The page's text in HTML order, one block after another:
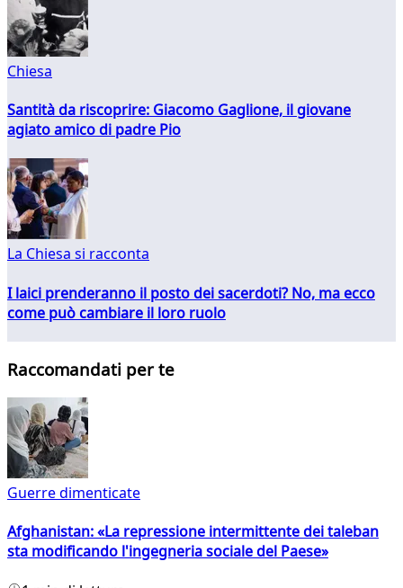
Chiesa
Santità da riscoprire: Giacomo Gaglione, il giovane
agiato amico di padre Pio
La Chiesa si racconta
I laici prenderanno il posto dei sacerdoti? No, ma ecco
come può cambiare il loro ruolo
Raccomandati per te
Guerre dimenticate
Afghanistan: «La repressione intermittente dei taleban
sta modificando l'ingegneria sociale del Paese»